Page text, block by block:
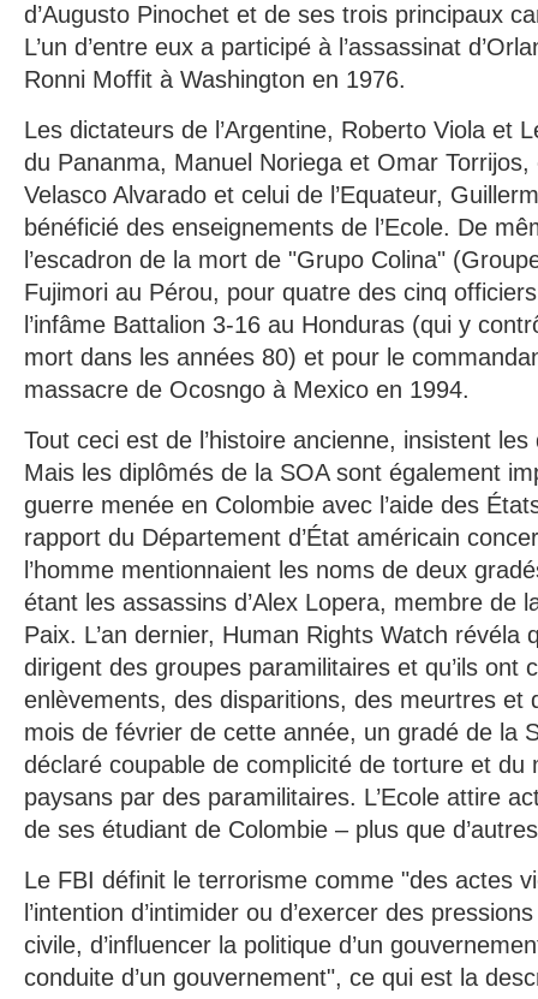
d’Augusto Pinochet et de ses trois principaux
L’un d’entre eux a participé à l’assassinat
Ronni Moffit à Washington en 1976.
Les dictateurs de l’Argentine, Roberto Viola et
du Pananma, Manuel Noriega et Omar
Velasco Alvarado et celui de l’Equateur,
bénéficié des enseignements de l’Ecole. De
l’escadron de la mort de "Grupo Colina"
Fujimori au Pérou, pour quatre des cinq
l’infâme Battalion 3-16 au Honduras (qui y
mort dans les années 80) et pour le
massacre de Ocosngo à Mexico en 1994.
Tout ceci est de l’histoire ancienne, insistent les
Mais les diplômés de la SOA sont également
guerre menée en Colombie avec l’aide des
rapport du Département d’État américain
l’homme mentionnaient les noms de deux
étant les assassins d’Alex Lopera, membre de
Paix. L’an dernier, Human Rights Watch révéla
dirigent des groupes paramilitaires et qu’ils ont
enlèvements, des disparitions, des meurtres et
mois de février de cette année, un gradé de la
déclaré coupable de complicité de torture et du
paysans par des paramilitaires. L’Ecole attire
de ses étudiant de Colombie – plus que
Le FBI définit le terrorisme comme "des actes
l’intention d’intimider ou d’exercer des
civile, d’influencer la politique d’un
conduite d’un gouvernement", ce qui est la